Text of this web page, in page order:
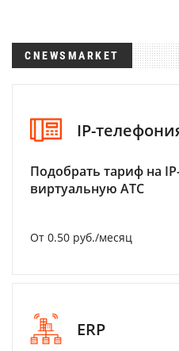
CNEWSMARKET
IP-
Подобрать тариф на
виртуальную АТС
От 0.50 руб./месяц
ERP